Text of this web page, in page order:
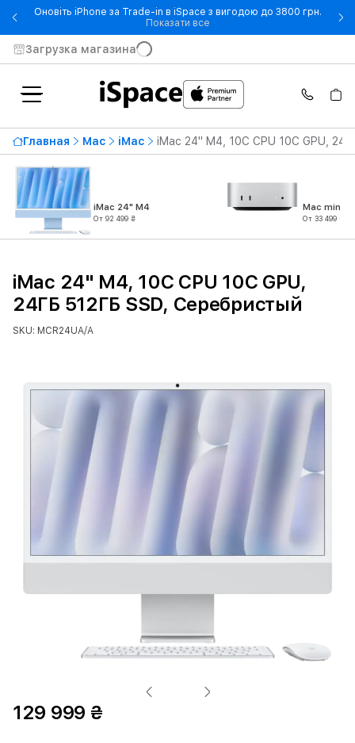
Оновіть iPhone за Trade-in в iSpace з вигодою до 3800 грн.
Показати все- Оновіть iPhone за Trade-in
Загрузка магазина
Главная Mac iMac iMac 24" M4, 10C CPU 10C GPU,
iMac 24" M4
От 92 499 ₴
Mac mini
От 33 499 ₴
iMac 24" M4, 10C CPU 10C GPU,
24ГБ 512ГБ SSD, Серебристый
SKU: MCR24UA/A
129 999 ₴